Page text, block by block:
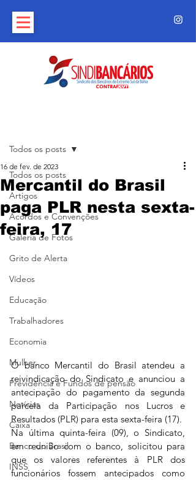
Todos os posts
Artigos
Acordos e Convenções
Galeria de Fotos
Grito de Alerta
Vídeos
Educação
Trabalhadores
Economia
Mulher
Previdência e Fundos de pensão
Notícias
Caixa
Banco do Brasil
INSS
Todos os posts
Mercantil do Brasil
paga PLR nesta sexta-
feira, 17
16 de fev. de 2023
O banco Mercantil do Brasil atendeu a
reivindicação do Sindicato e anunciou a
antecipação do pagamento da segunda
parcela da Participação nos Lucros e
Resultados (PLR) para esta sexta-feira (17).
Na última quinta-feira (09), o Sindicato,
em reunião com o banco, solicitou para
que os valores referentes à PLR dos
funcionários fossem antecipados como